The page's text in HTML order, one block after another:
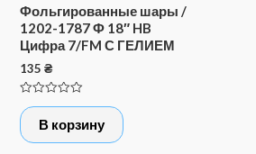
Фольгированные шары /
1202-1787 Ф 18″ HB
Цифра 7/FM С ГЕЛИЕМ
135₴
Оценка
0
5
В корзину